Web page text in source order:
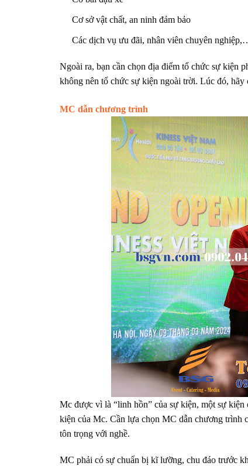
Cơ sở vật chất, an ninh đảm bảo
Các dịch vụ ưu đãi, nhân viên chuyên
Ngoài ra, bạn cần chọn địa điểm tổ chức sự kiện
không nên tổ chức sự kiện ngoài trời. Lúc đó,
MC dẫn chương trình
Mc được vì là “linh hồn” của sự kiện, một sự
kiện của Mc. Cần lựa chọn MC dẫn chương trình
tôn trọng với nghề.
MC phải có sự chuẩn bị kĩ lưỡng, chu đáo trước